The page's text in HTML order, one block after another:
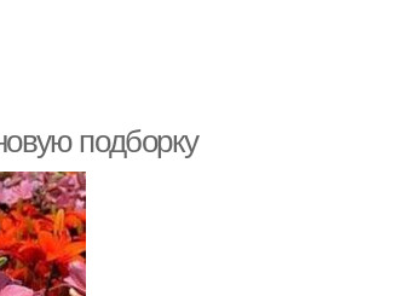
подборку